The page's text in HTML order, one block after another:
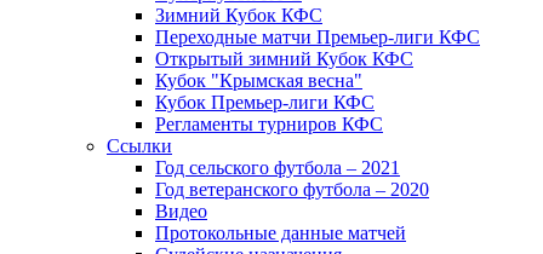
Зимний Кубок КФС
Переходные матчи Премьер-лиги КФС
Открытый зимний Кубок КФС
Кубок "Крымская весна"
Кубок Премьер-лиги КФС
Регламенты турниров КФС
Ссылки
Год сельского футбола – 2021
Год ветеранского футбола – 2020
Видео
Протокольные данные матчей